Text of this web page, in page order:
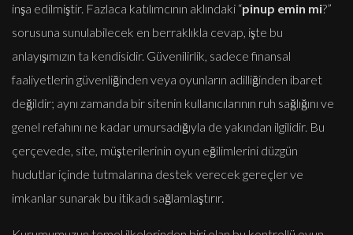
inşa edilmiştir. Fazlaca katılımcının aklındaki “pinup emin mi?”
sorusuna sunulabilecek en berraklıkla cevap, işte bu
anlayışımızın ta kendisidir. Güvenilirlik, sadece finansal
faaliyetlerin güvenliğinden veya oyunların adilliğinden ibaret
değildir; aynı zamanda bir sitenin kullanıcılarının ruh sağlığını ve
genel refahını ne kadar umursadığıyla de yakından ilgilidir. Bu
çerçevede, site, müşterilerinin oyun eğilimlerini düzgün
hudutlar içinde tutmalarına destek verecek gereçler ve
imkanlar sunarak bu itikadı sağlamlaştırır.